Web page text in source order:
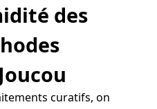
des
curatifs, on